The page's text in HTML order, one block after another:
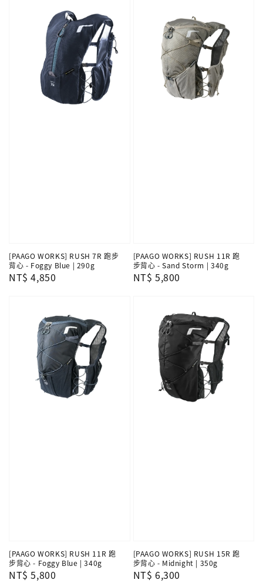
[PAAGO WORKS] RUSH 7R 跑步
背心 - Foggy Blue | 290g
Regular
NT$ 4,850
[PAAGO WORKS] RUSH 11R 跑
步背心 - Sand Storm | 340g
Regular
NT$ 5,800
[PAAGO WORKS] RUSH 11R 跑
步背心 - Foggy Blue | 340g
Regular
NT$ 5,800
[PAAGO WORKS] RUSH 15R 跑
步背心 - Midnight | 350g
Regular
NT$ 6,300